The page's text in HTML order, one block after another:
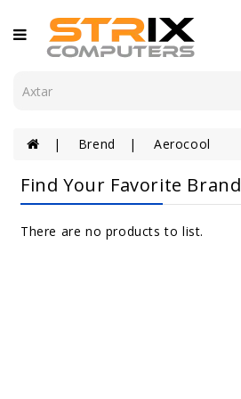
Kateqoriya
Komputer
Serverlər
Şəbəkə
Brend Aerocool
Find Your Favorite Brand
There are no products to list.